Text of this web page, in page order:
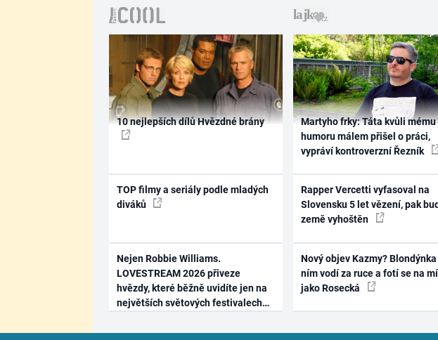
10 nejlepších dílů Hvězdné brány
TOP filmy a seriály podle mladých
diváků
Nejen Robbie Williams.
LOVESTREAM 2026 přiveze
hvězdy, které běžně uvidíte jen na
největších světových festivalech
Martyho frky: Táta kvůli mému
humoru málem přišel o práci,
vypráví kontroverzní Řezník
Rapper Vercetti vyfasoval na
Slovensku 5 let vězení, pak
země vyhoštěn
Nový objev Kazmy? Blondýnka
ním vodí za ruce a fotí se na
jako Rosecká